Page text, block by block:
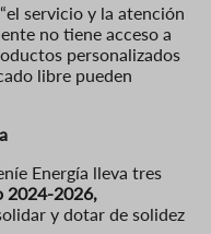
servicio y la atención
no tiene acceso a
personalizados
libre pueden
Energía lleva tres
2024-2026,
y dotar de solidez